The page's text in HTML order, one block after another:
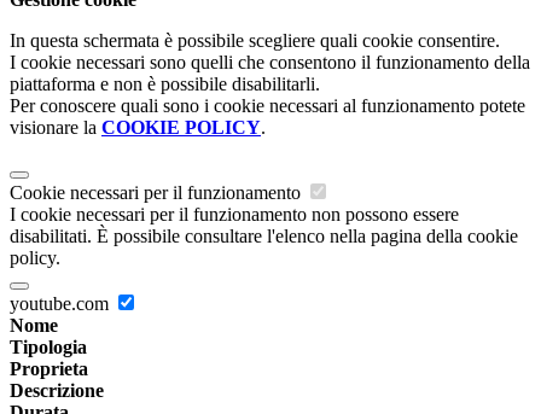
In questa schermata è possibile scegliere quali cookie consentire.
I cookie necessari sono quelli che consentono il funzionamento della
piattaforma e non è possibile disabilitarli.
Per conoscere quali sono i cookie necessari al funzionamento potete
visionare la COOKIE POLICY.
Cookie necessari per il funzionamento
I cookie necessari per il funzionamento non possono essere
disabilitati. È possibile consultare l'elenco nella pagina della cookie
policy.
youtube.com
Nome
Tipologia
Proprieta
Descrizione